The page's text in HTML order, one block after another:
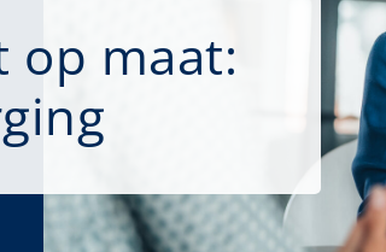
op maat: